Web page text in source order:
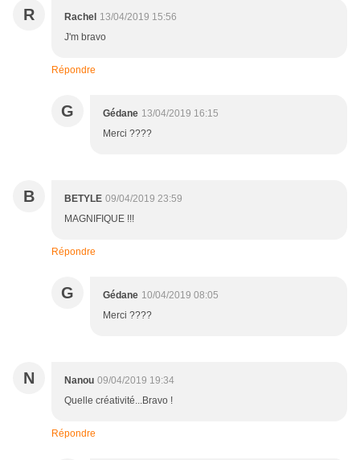
R Rachel 13/04/2019 15:56
J'm bravo
Répondre
G Gédane 13/04/2019 16:15
Merci ????
B BETYLE 09/04/2019 23:59
MAGNIFIQUE !!!
Répondre
G Gédane 10/04/2019 08:05
Merci ????
N Nanou 09/04/2019 19:34
Quelle créativité...Bravo !
Répondre